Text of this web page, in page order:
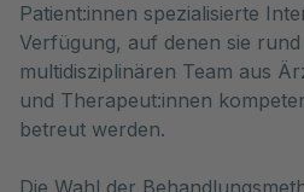
Patient:innen spezialisierte
Verfügung, auf denen sie
multidisziplinären Team aus
und Therapeut:innen
betreut werden.